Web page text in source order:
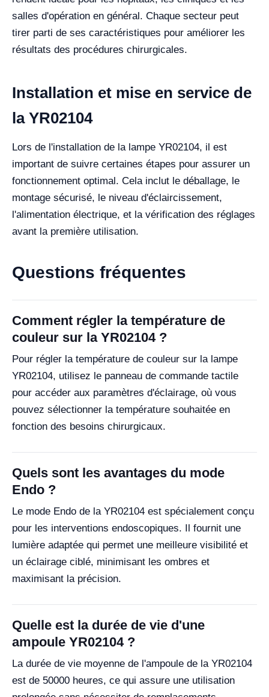
salles d'opération en général. Chaque secteur peut
tirer parti de ses caractéristiques pour améliorer les
résultats des procédures chirurgicales.
Installation et mise en service de
la YR02104
Lors de l'installation de la lampe YR02104, il est
important de suivre certaines étapes pour assurer un
fonctionnement optimal. Cela inclut le déballage, le
montage sécurisé, le niveau d'éclaircissement,
l'alimentation électrique, et la vérification des réglages
avant la première utilisation.
Questions fréquentes
Comment régler la température de
couleur sur la YR02104 ?
Pour régler la température de couleur sur la lampe
YR02104, utilisez le panneau de commande tactile
pour accéder aux paramètres d'éclairage, où vous
pouvez sélectionner la température souhaitée en
fonction des besoins chirurgicaux.
Quels sont les avantages du mode
Endo ?
Le mode Endo de la YR02104 est spécialement conçu
pour les interventions endoscopiques. Il fournit une
lumière adaptée qui permet une meilleure visibilité et
un éclairage ciblé, minimisant les ombres et
maximisant la précision.
Quelle est la durée de vie d'une
ampoule YR02104 ?
La durée de vie moyenne de l'ampoule de la YR02104
est de 50000 heures, ce qui assure une utilisation